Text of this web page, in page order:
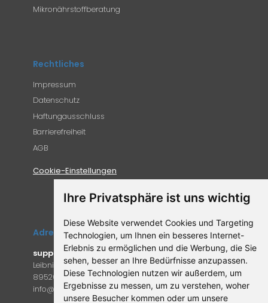
Ihre Privatsphäre ist uns wichtig
Diese Website verwendet Cookies und Targeting
Technologien, um Ihnen ein besseres Internet-
Erlebnis zu ermöglichen und die Werbung, die Sie
sehen, besser an Ihre Bedürfnisse anzupassen.
Diese Technologien nutzen wir außerdem, um
Ergebnisse zu messen, um zu verstehen, woher
unsere Besucher kommen oder um unsere
Mikronährstoffberatung
Rechtliches
Impressum
Datenschutz
Haftungausschluss
Barrierefreiheit
AGB
Cookie-Einstellungen
Adresse
supplemento.de
Leibniz-Campus 9
89520 Heidenheim an der Brenz
info@supplemento.de